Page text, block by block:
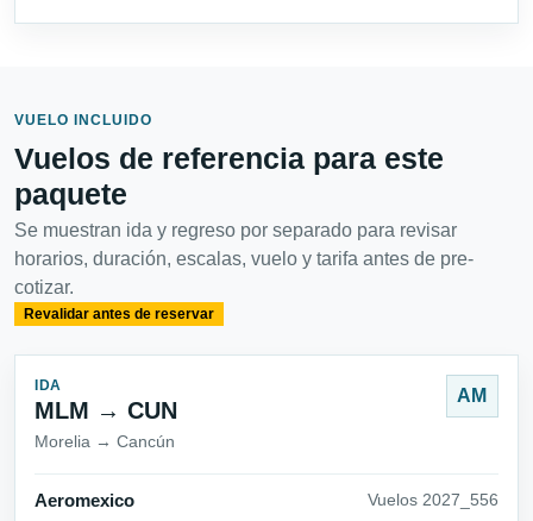
VUELO INCLUIDO
Vuelos de referencia para este
paquete
Se muestran ida y regreso por separado para revisar
horarios, duración, escalas, vuelo y tarifa antes de pre-
cotizar.
Revalidar antes de reservar
IDA
MLM → CUN
Morelia → Cancún
AM
Aeromexico Vuelos 2027_556